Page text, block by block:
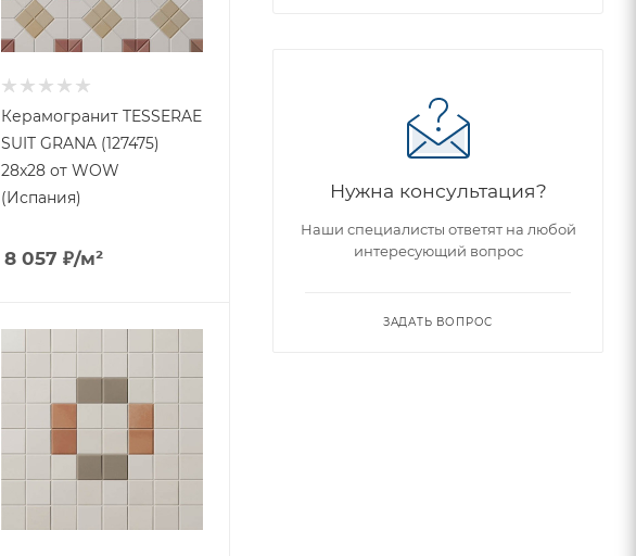
Керамогранит TESSERAE
SUIT GRANA (127475)
28x28 от WOW
(Испания)
8 057 ₽/м²
Нужна консультация?
Наши специалисты ответят на любой
интересующий вопрос
ЗАДАТЬ ВОПРОС